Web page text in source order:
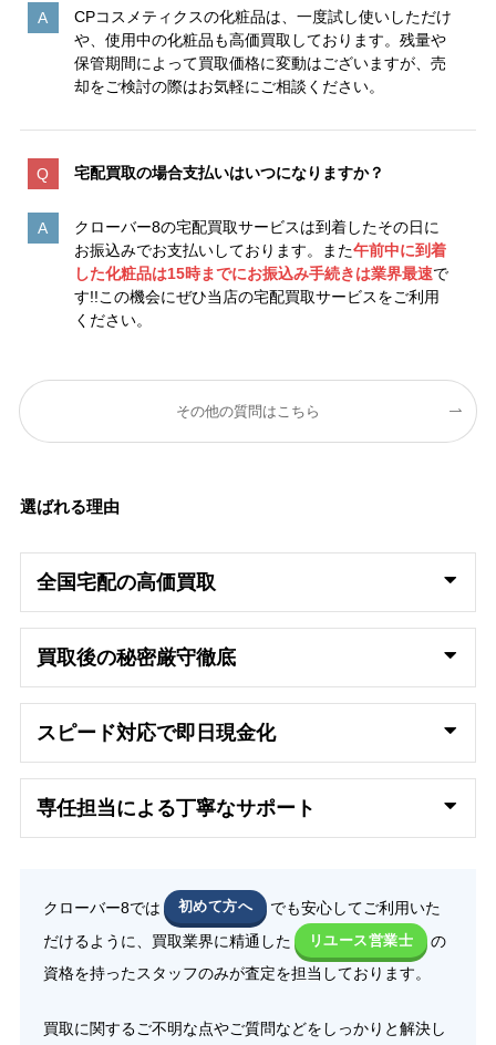
CPコスメティクスの化粧品は、一度試し使いしただけ
や、使用中の化粧品も高価買取しております。残量や
保管期間によって買取価格に変動はございますが、売
却をご検討の際はお気軽にご相談ください。
宅配買取の場合支払いはいつになりますか？
クローバー8の宅配買取サービスは到着したその日に
お振込みでお支払いしております。また午前中に到着
した化粧品は15時までにお振込み手続きは業界最速で
す!!この機会にぜひ当店の宅配買取サービスをご利用
ください。
その他の質問はこちら
選ばれる理由
全国宅配の高価買取
買取後の秘密厳守徹底
スピード対応で即日 現金化
専任担当による丁寧なサポート
クローバー8では 初めて方へ
でも安心してご利用いた
だけるように、買取業界に精通した
リユース営業士
の
資格を持ったスタッフのみが査定を担当しております。
買取に関するご不明な点やご質問などをしっかりと解決し